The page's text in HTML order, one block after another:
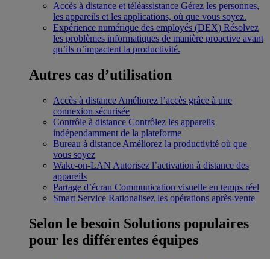
Accès à distance et téléassistance Gérez les personnes,
les appareils et les applications, où que vous soyez.
Expérience numérique des employés (DEX) Résolvez
les problèmes informatiques de manière proactive avant
qu’ils n’impactent la productivité.
Autres cas d’utilisation
Accès à distance Améliorez l’accès grâce à une
connexion sécurisée
Contrôle à distance Contrôlez les appareils
indépendamment de la plateforme
Bureau à distance Améliorez la productivité où que
vous soyez
Wake-on-LAN Autorisez l’activation à distance des
appareils
Partage d’écran Communication visuelle en temps réel
Smart Service Rationalisez les opérations après-vente
Selon le besoin Solutions populaires
pour les différentes équipes